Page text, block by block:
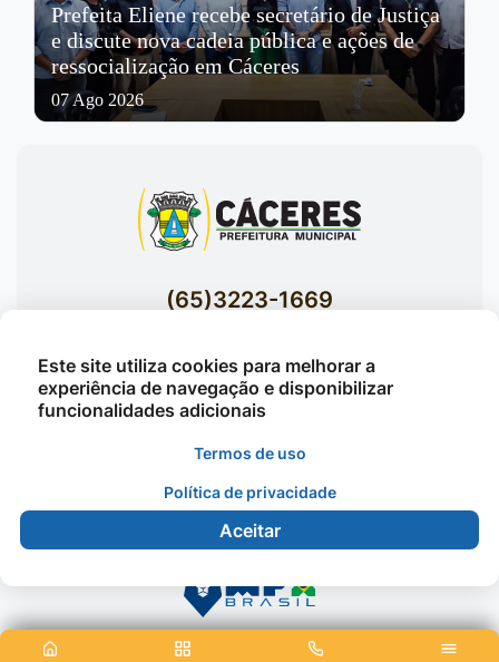
Prefeita Eliene recebe secretário de Justiça
e discute nova cadeia pública e ações de
ressocialização em Cáceres
07 Ago 2026
(65)3223-1669
Acessar E-mails Institucionais
Av. Brasil nº 119 Bairro Jardim Celeste -
©2026 - Prefeitura Municipal de Cáceres - Todos os
direitos reservados
Este site utiliza cookies para melhorar a
experiência de navegação e disponibilizar
funcionalidades adicionais
Termos de uso
Política de privacidade
Aceitar